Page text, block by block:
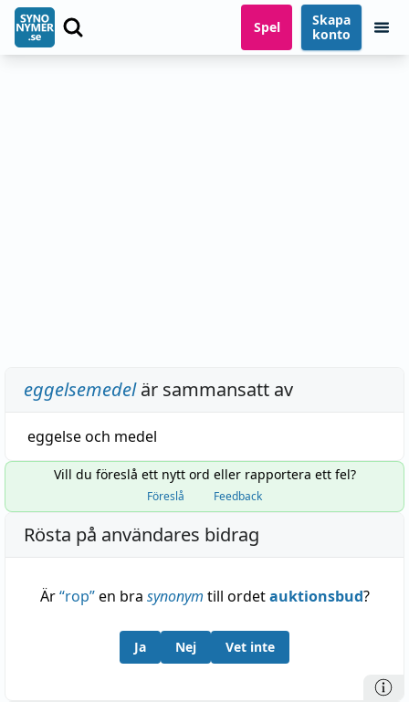
Spel
Skapa
konto
eggelsemedelär sammansatt av
eggelseoch medel
Vill du föreslå ett nytt ord eller rapportera ett fel?
Föreslå Feedback
Rösta på användares bidrag
Är“rop”en bra synonym till ordetauktionsbud?
Ja Nej Vet inte